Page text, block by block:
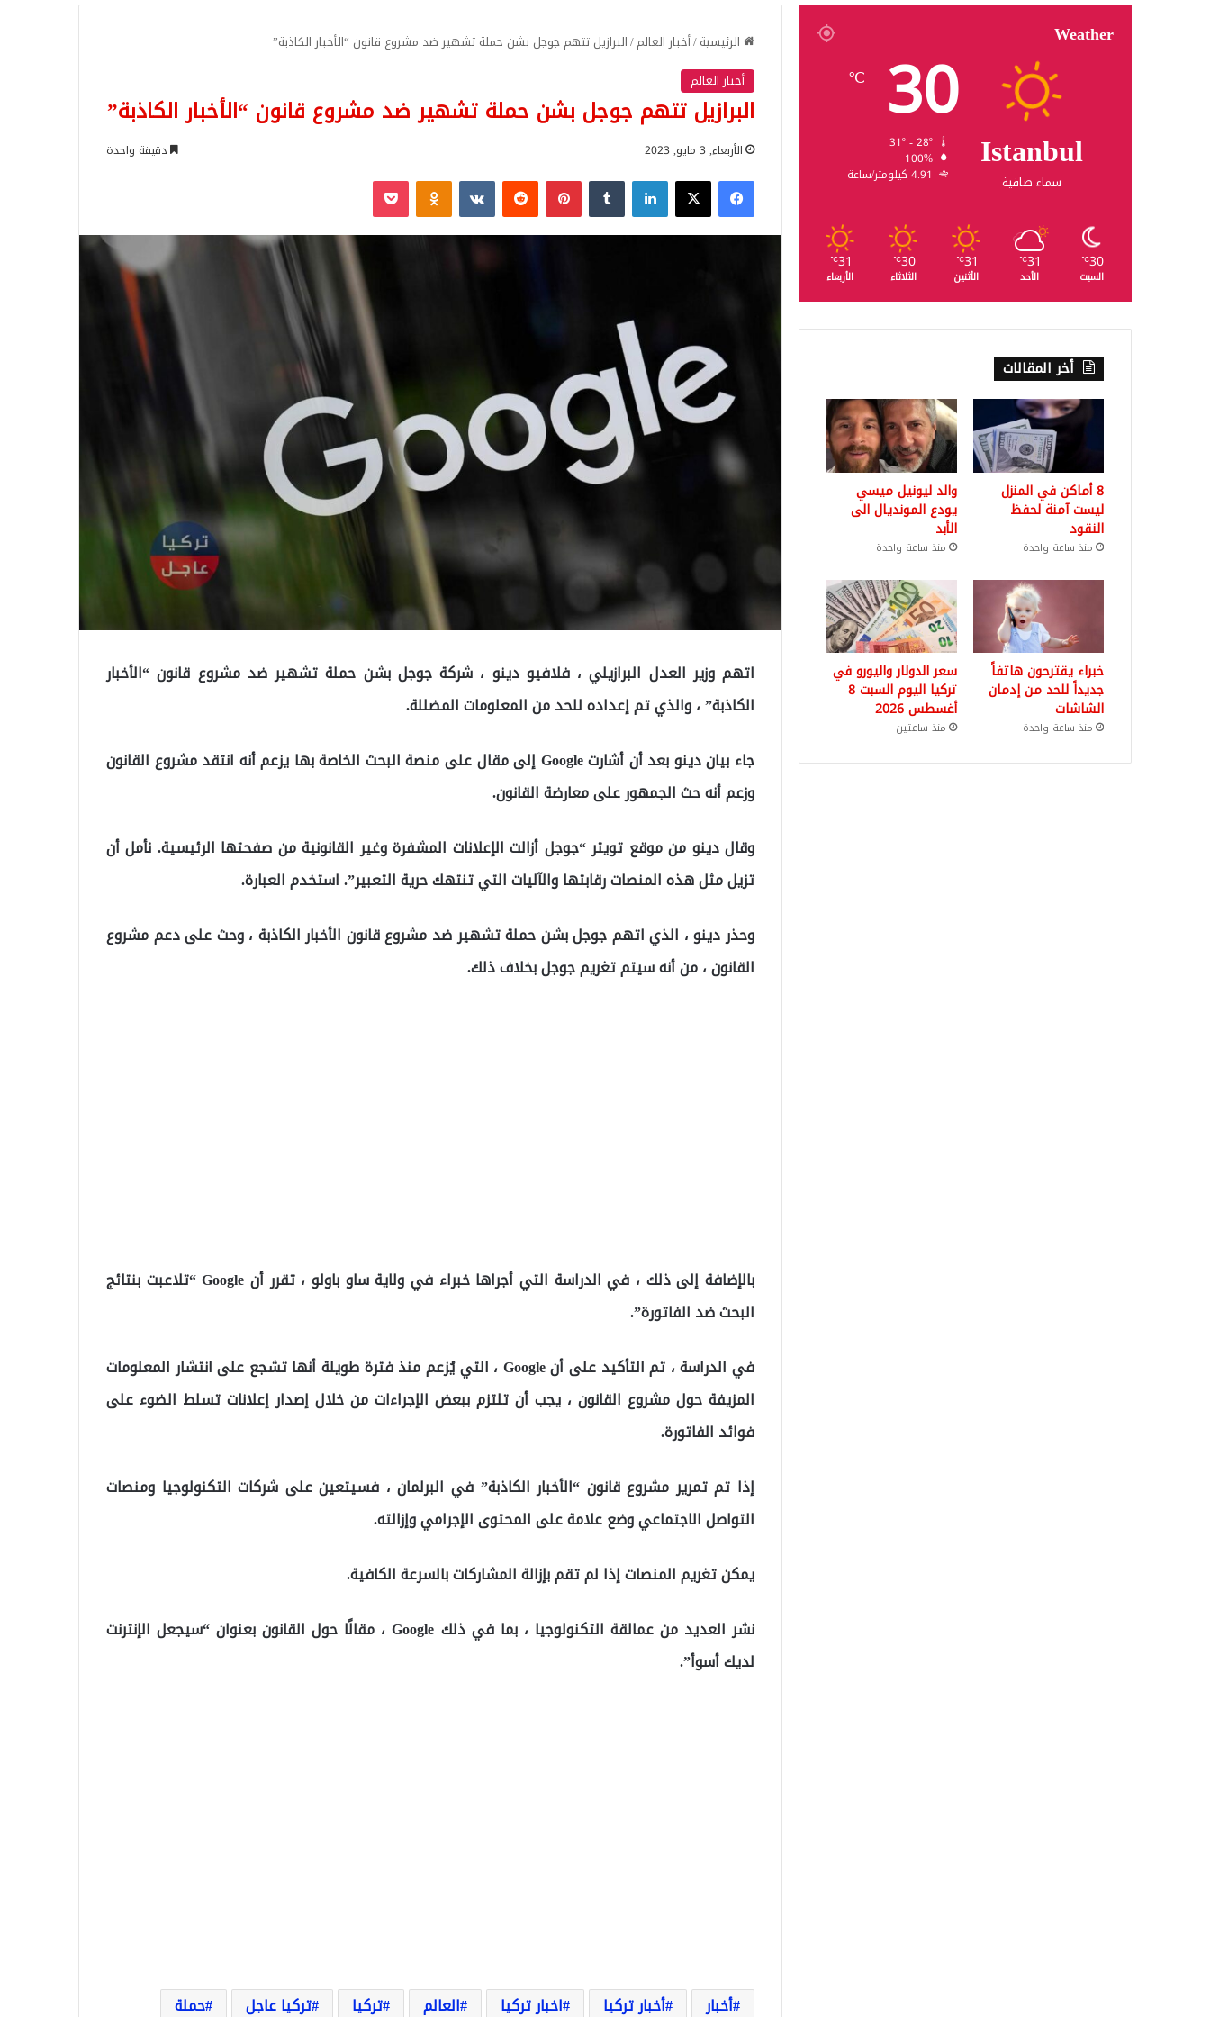
الرئيسية/أخبار العالم/البرازيل تتهم جوجل بشن حملة تشهير ضد مشروع قانون “الأخبار الكاذبة”
أخبار العالم
البرازيل تتهم جوجل بشن حملة تشهير ضد مشروع قانون “الأخبار الكاذبة”
الأربعاء, 3 مايو, 2023 دقيقة واحدة
فيسبوك‫X لينكدإن بينتيريست Odnoklassniki
‫Pocket
اتهم وزير العدل البرازيلي ، فلافيو دينو ، شركة جوجل بشن حملة تشهير ضد مشروع قانون “الأخبار
الكاذبة” ، والذي تم إعداده للحد من المعلومات المضللة.
جاء بيان دينو بعد أن أشارت Google إلى مقال على منصة البحث الخاصة بها يزعم أنه انتقد مشروع القانون
وزعم أنه حث الجمهور على معارضة القانون.
وقال دينو من موقع تويتر “جوجل أزالت الإعلانات المشفرة وغير القانونية من صفحتها الرئيسية. نأمل أن
تزيل مثل هذه المنصات رقابتها والآليات التي تنتهك حرية التعبير”. استخدم العبارة.
وحذر دينو ، الذي اتهم جوجل بشن حملة تشهير ضد مشروع قانون الأخبار الكاذبة ، وحث على دعم مشروع
القانون ، من أنه سيتم تغريم جوجل بخلاف ذلك.
بالإضافة إلى ذلك ، في الدراسة التي أجراها خبراء في ولاية ساو باولو ، تقرر أن Google “تلاعبت بنتائج
البحث ضد الفاتورة”.
في الدراسة ، تم التأكيد على أن Google ، التي يُزعم منذ فترة طويلة أنها تشجع على انتشار المعلومات
المزيفة حول مشروع القانون ، يجب أن تلتزم ببعض الإجراءات من خلال إصدار إعلانات تسلط الضوء على
فوائد الفاتورة.
إذا تم تمرير مشروع قانون “الأخبار الكاذبة” في البرلمان ، فسيتعين على شركات التكنولوجيا ومنصات
التواصل الاجتماعي وضع علامة على المحتوى الإجرامي وإزالته.
يمكن تغريم المنصات إذا لم تقم بإزالة المشاركات بالسرعة الكافية.
نشر العديد من عمالقة التكنولوجيا ، بما في ذلك Google ، مقالًا حول القانون بعنوان “سيجعل الإنترنت
لديك أسوأ”.
أخبار أخبار تركيا اخبار تركيا العالم تركيا تركيا عاجل
حملة
Weather
Istanbul
سماء صافية
30
℃
100%
4.91 كيلومتر/ساعة
30
℃
السبت
31
℃
الأحد
31
℃
الأثنين
30
℃
الثلاثاء
31
℃
الأربعاء
أخر المقالات
8 أماكن في المنزل
ليست آمنة لحفظ
النقود
منذ ساعة واحدة
والد ليونيل ميسي
يودع المونديال الى
الأبد
منذ ساعة واحدة
خبراء يقترحون هاتفاً
جديداً للحد من إدمان
الشاشات
منذ ساعة واحدة
سعر الدولار واليورو في
تركيا اليوم السبت 8
أغسطس 2026
منذ ساعتين